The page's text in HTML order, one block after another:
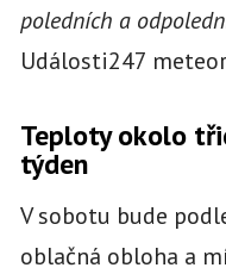
poledních a
Události247
Teploty okolo
týden
V sobotu bude
oblačná obloha a